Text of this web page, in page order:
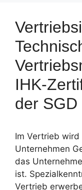
IHK-
der SGD
Im Vertrieb
Unternehmen
das
ist.
Vertrieb